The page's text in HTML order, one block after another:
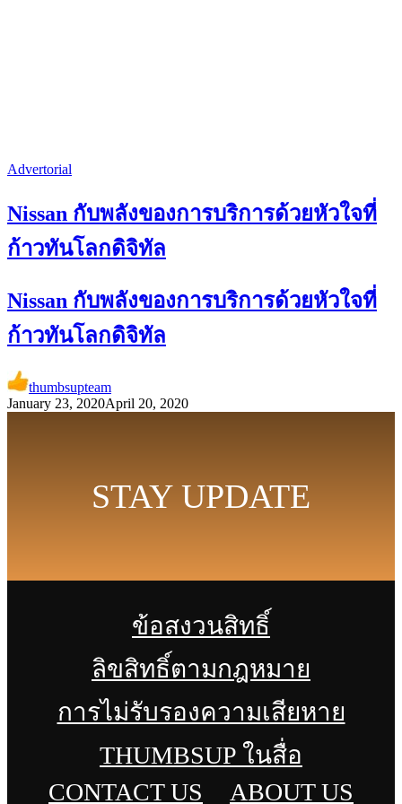
Advertorial
Nissan กับพลังของการบริการด้วยหัวใจที่
ก้าวทันโลกดิจิทัล
Nissan กับพลังของการบริการด้วยหัวใจที่
ก้าวทันโลกดิจิทัล
thumbsupteam
January 23, 2020April 20, 2020
STAY UPDATE
ข้อสงวนสิทธิ์
ลิขสิทธิ์ตามกฎหมาย
การไม่รับรองความเสียหาย
THUMBSUP ในสื่อ
CONTACT US
ABOUT US